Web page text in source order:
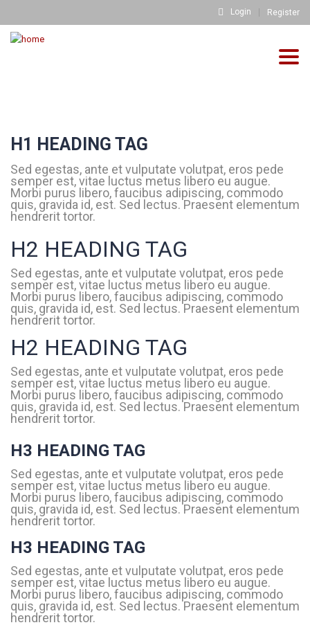
Login Register
H1 HEADING TAG
Sed egestas, ante et vulputate volutpat, eros pede
semper est, vitae luctus metus libero eu augue.
Morbi purus libero, faucibus adipiscing, commodo
quis, gravida id, est. Sed lectus. Praesent elementum
hendrerit tortor.
H2 HEADING TAG
Sed egestas, ante et vulputate volutpat, eros pede
semper est, vitae luctus metus libero eu augue.
Morbi purus libero, faucibus adipiscing, commodo
quis, gravida id, est. Sed lectus. Praesent elementum
hendrerit tortor.
H2 HEADING TAG
Sed egestas, ante et vulputate volutpat, eros pede
semper est, vitae luctus metus libero eu augue.
Morbi purus libero, faucibus adipiscing, commodo
quis, gravida id, est. Sed lectus. Praesent elementum
hendrerit tortor.
H3 HEADING TAG
Sed egestas, ante et vulputate volutpat, eros pede
semper est, vitae luctus metus libero eu augue.
Morbi purus libero, faucibus adipiscing, commodo
quis, gravida id, est. Sed lectus. Praesent elementum
hendrerit tortor.
H3 HEADING TAG
Sed egestas, ante et vulputate volutpat, eros pede
semper est, vitae luctus metus libero eu augue.
Morbi purus libero, faucibus adipiscing, commodo
quis, gravida id, est. Sed lectus. Praesent elementum
hendrerit tortor.